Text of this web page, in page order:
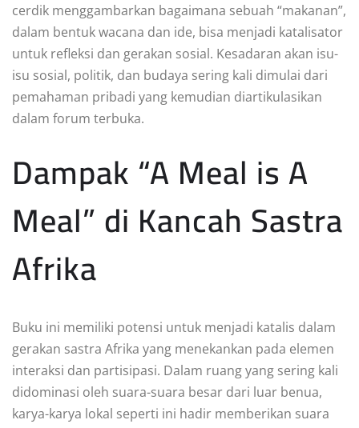
cerdik menggambarkan bagaimana sebuah “makanan”,
dalam bentuk wacana dan ide, bisa menjadi katalisator
untuk refleksi dan gerakan sosial. Kesadaran akan isu-
isu sosial, politik, dan budaya sering kali dimulai dari
pemahaman pribadi yang kemudian diartikulasikan
dalam forum terbuka.
Dampak “A Meal is A
Meal” di Kancah Sastra
Afrika
Buku ini memiliki potensi untuk menjadi katalis dalam
gerakan sastra Afrika yang menekankan pada elemen
interaksi dan partisipasi. Dalam ruang yang sering kali
didominasi oleh suara-suara besar dari luar benua,
karya-karya lokal seperti ini hadir memberikan suara